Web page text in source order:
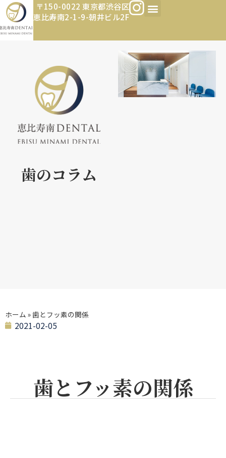
〒150-0022 東京都渋谷区
恵比寿南2-1-9-朝井ビル2F
歯のコラム​
ホーム »歯とフッ素の関係
2021-02-05
歯とフッ素の関係